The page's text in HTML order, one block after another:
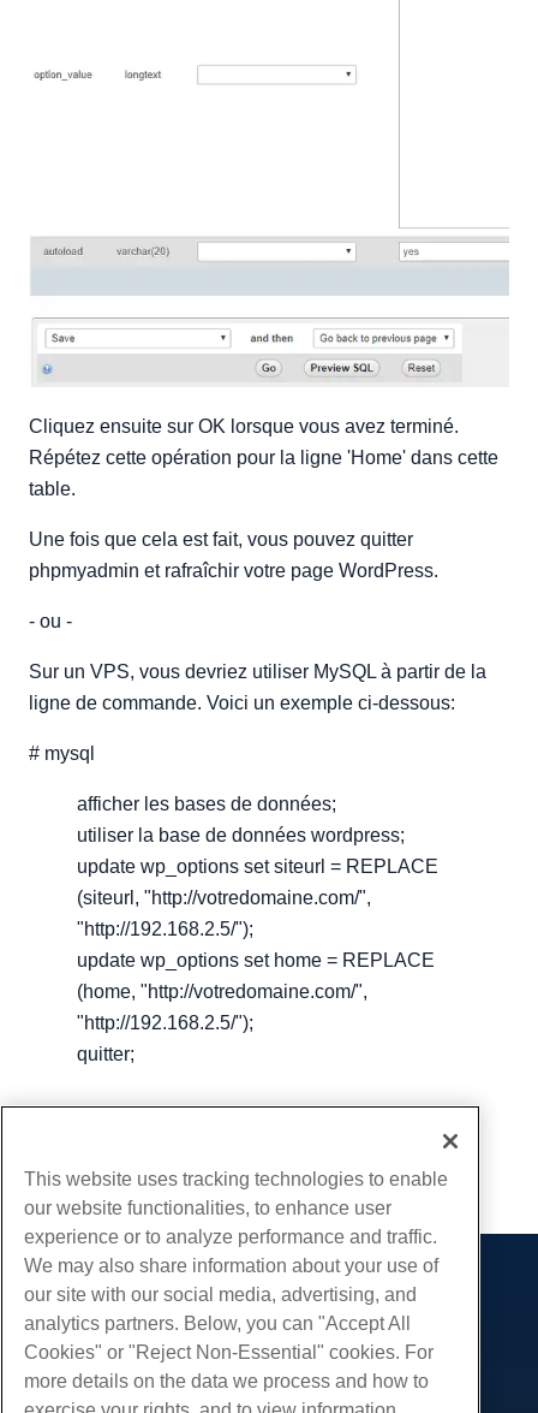
Cliquez ensuite sur OK lorsque vous avez terminé.
Répétez cette opération pour la ligne 'Home' dans cette
table.
Une fois que cela est fait, vous pouvez quitter
phpmyadmin et rafraîchir votre page WordPress.
- ou -
Sur un VPS, vous devriez utiliser MySQL à partir de la
ligne de commande. Voici un exemple ci-dessous:
# mysql
afficher les bases de données;
utiliser la base de données wordpress;
update wp_options set siteurl = REPLACE
(siteurl, "http://votredomaine.com/",
"http://192.168.2.5/");
update wp_options set home = REPLACE
(home, "http://votredomaine.com/",
"http://192.168.2.5/");
quitter;
Copie URL
Des produits
Hébergement Web
Hébergement professionnel
Revendeur Hébergeur
Prestations de service
Migrations de sites Web
Communauté
This website uses tracking technologies to enable
our website functionalities, to enhance user
experience or to analyze performance and traffic.
We may also share information about your use of
our site with our social media, advertising, and
analytics partners. Below, you can "Accept All
Cookies" or "Reject Non-Essential" cookies. For
more details on the data we process and how to